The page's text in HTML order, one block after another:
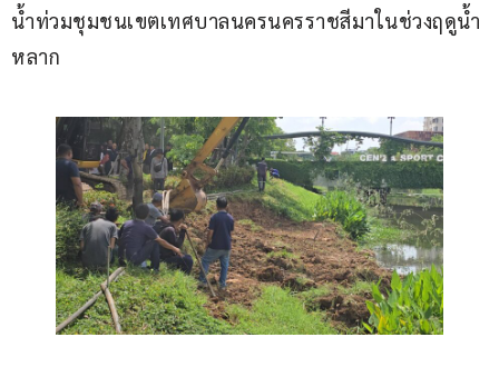
น้ำท่วมชุมชนเขตเทศบาลนครนครราชสีมาในช่วงฤดูน้ำ
หลาก